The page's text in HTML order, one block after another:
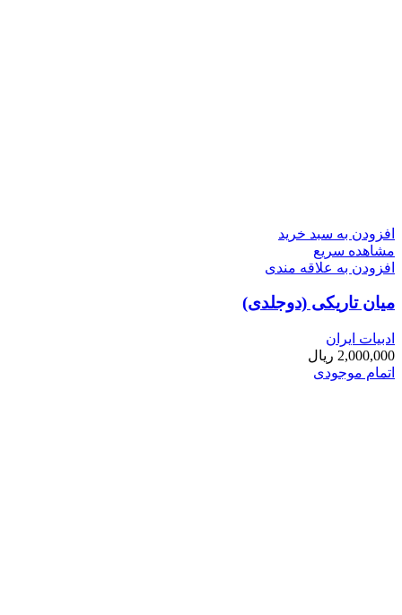
افزودن به سبد خرید
مشاهده سریع
افزودن به علاقه مندی
میان تاریکی (دوجلدی)
ادبیات ایران
2,000,000 ریال
اتمام موجودی